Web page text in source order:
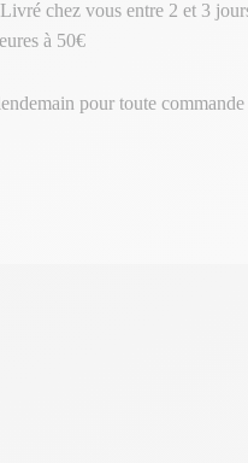
chez vous entre 2 et 3
à 50€
pour toute commande